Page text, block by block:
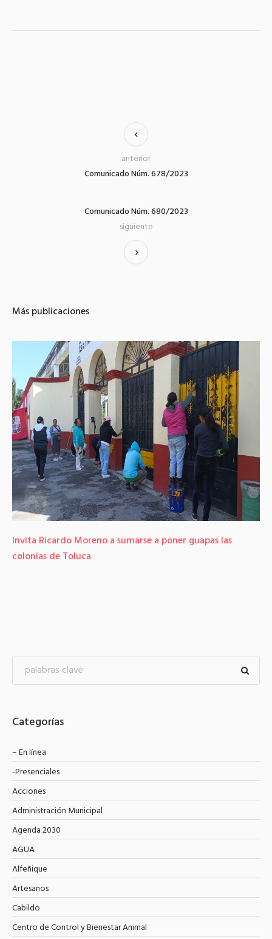
Comunicado Núm. 678/2023
anterior
Comunicado Núm. 680/2023
siguiente
Más publicaciones
Moreno a sumarse a poner guapas las
Toluca
Se
Categorías
– En línea
-Presenciales
Acciones
Administración Municipal
Agenda 2030
AGUA
Alfeñique
Artesanos
Cabildo
Centro de Control y Bienestar Animal